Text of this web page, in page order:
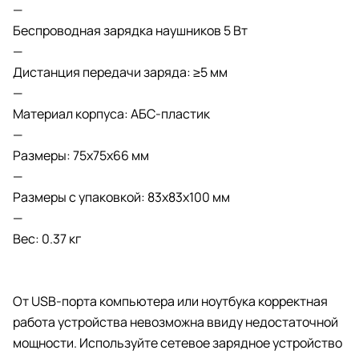
—
Беспроводная зарядка наушников 5 Вт
—
Дистанция передачи заряда: ≥5 мм
—
Материал корпуса: АБС-пластик
—
Размеры: 75х75х66 мм
—
Размеры с упаковкой: 83х83х100 мм
—
Вес: 0.37 кг
От USB-порта компьютера или ноутбука корректная
работа устройства невозможна ввиду недостаточной
мощности. Используйте сетевое зарядное устройство